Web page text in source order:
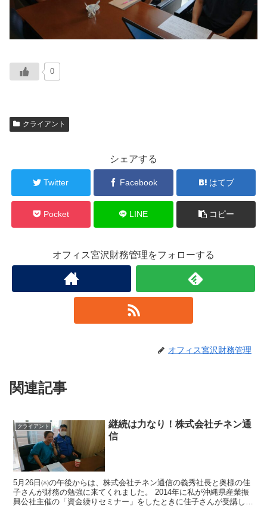
0
クライアント
シェアする
Twitter Facebook はてブ
Pocket LINE コピー
オフィス宮沢財務管理をフォローする
オフィス宮沢財務管理
関連記事
クライアント
継続は力なり！株式会社チネン通
信
5月26日㈭の午後からは、株式会社チネン通信の義秀社長と奥様の佳
子さんが財務の勉強に来てくれました。 2014年に私が沖縄県産業振
興公社主催の「資金繰りセミナー」をしたときに佳子さんが受講して